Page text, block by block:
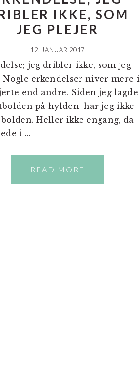
IKKE, SOM
JEG PLEJER
12. JANUAR 2017
jeg dribler ikke, som jeg
Nogle erkendelser niver mere i
end andre. Siden jeg lagde
på hylden, har jeg ikke
Heller ikke engang, da
i ...
READ MORE